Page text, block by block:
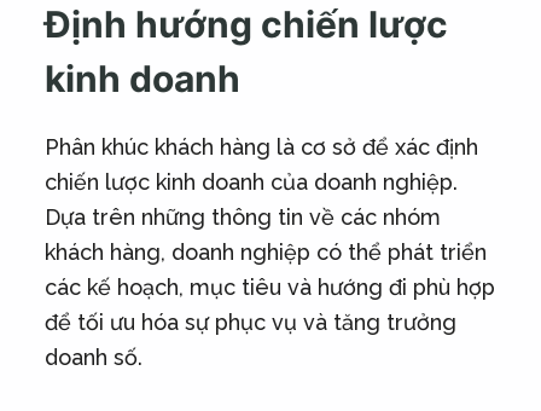
Định hướng chiến lược
kinh doanh
Phân khúc khách hàng là cơ sở để xác định
chiến lược kinh doanh của doanh nghiệp.
Dựa trên những thông tin về các nhóm
khách hàng, doanh nghiệp có thể phát triển
các kế hoạch, mục tiêu và hướng đi phù hợp
để tối ưu hóa sự phục vụ và tăng trưởng
doanh số.